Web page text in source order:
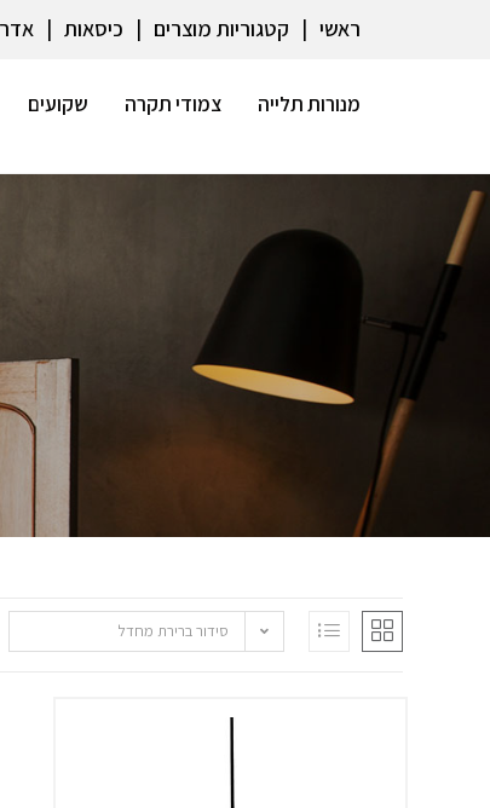
ראשי קטגוריות מוצרים כיסאות
מנורות תלייה צמודי תקרה שקועים
סידור ברירת מחדל